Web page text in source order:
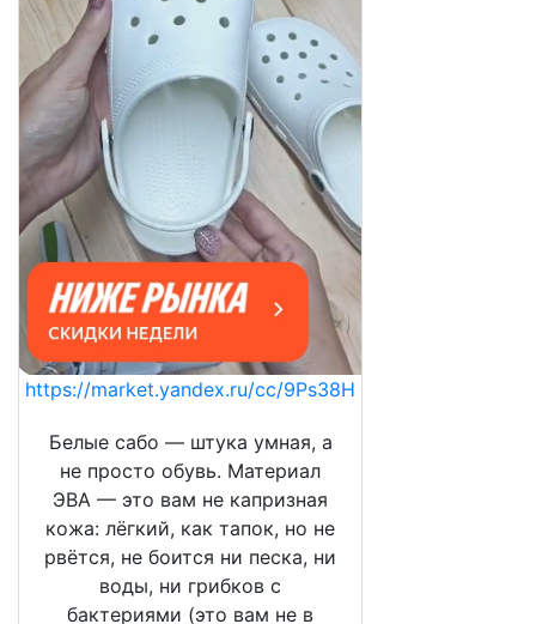
https://market.yandex.ru/cc/9Ps38H
Белые сабо — штука умная, а
не просто обувь. Материал
ЭВА — это вам не капризная
кожа: лёгкий, как тапок, но не
рвётся, не боится ни песка, ни
воды, ни грибков с
бактериями (это вам не в